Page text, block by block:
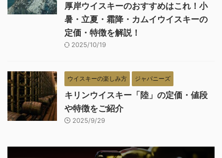
厚岸ウイスキーのおすすめはこれ！小
暑・立夏・霜降・カムイウイスキーの
定価・特徴を解説！
2025/10/19
ウイスキーの楽しみ方 ジャパニーズ
キリンウイスキー「陸」の定価・値段
や特徴をご紹介
2025/9/29